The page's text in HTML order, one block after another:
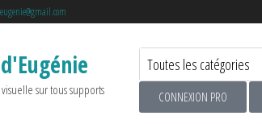
sur tous supports CONNEXION PRO